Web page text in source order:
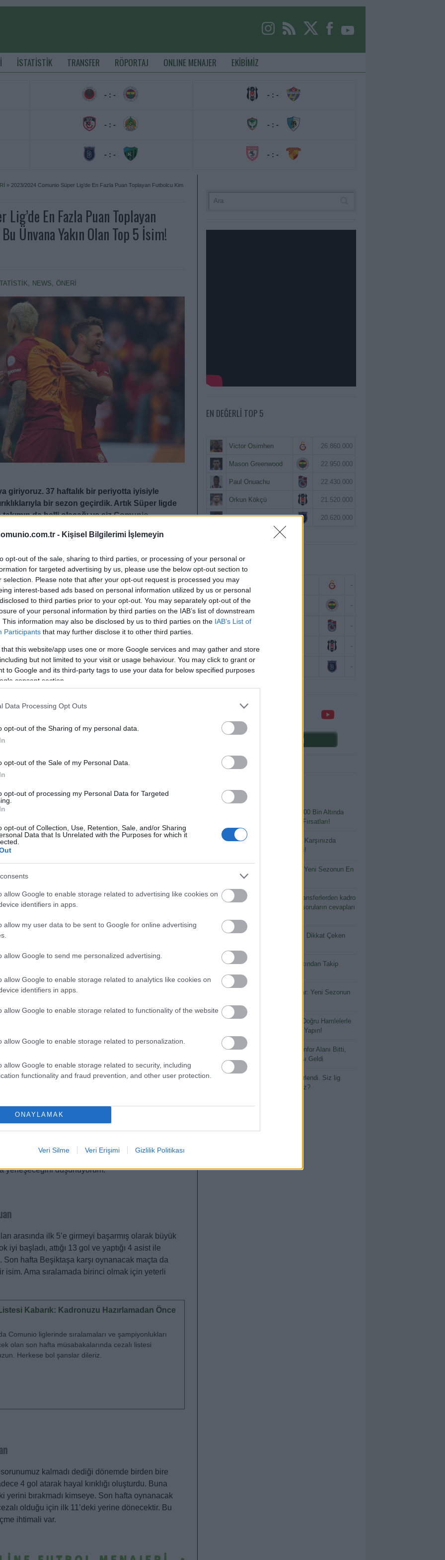
- Kişisel Bilgilerimi İşlemeyin
opt-out of the sale, sharing to third parties, or processing of your personal or
for targeted advertising by us, please use the below opt-out section to
selection. Please note that after your opt-out request is processed you may
interest-based ads based on personal information utilized by us or personal
to third parties prior to your opt-out. You may separately opt-out of the
of your personal information by third parties on the IAB’s list of downstream
This information may also be disclosed by us to third parties on the IAB’s List of
Participants that may further disclose it to other third parties.
that this website/app uses one or more Google services and may gather and store
but not limited to your visit or usage behaviour. You may click to grant or
to Google and its third-party tags to use your data for below specified purposes
consent section.
Data Processing Opt Outs
opt-out of the Sharing of my personal data.
opt-out of the Sale of my Personal Data.
opt-out of processing my Personal Data for Targeted
opt-out of Collection, Use, Retention, Sale, and/or Sharing
Data that Is Unrelated with the Purposes for which it
allow Google to enable storage related to advertising like cookies on
identifiers in apps.
allow my user data to be sent to Google for online advertising
allow Google to send me personalized advertising.
allow Google to enable storage related to analytics like cookies on
identifiers in apps.
allow Google to enable storage related to functionality of the website
allow Google to enable storage related to personalization.
allow Google to enable storage related to security, including
functionality and fraud prevention, and other user protection.
ONAYLAMAK
Veri Silme Veri Erişimi Gizlilik Politikası
İSTATİSTİK TRANSFER RÖPORTAJ ONLINE MENAJER EKİBİMİZ
- : -
- : -
- : -
- : -
- : -
- : -
» 2023/2024 Comunio Süper Lig’de En Fazla Puan Toplayan Futbolcu Kim
En Fazla Puan Toplayan
Ünvana Yakın Olan Top 5 İsim!
, NEWS, ÖNERİ
giriyoruz. 37 haftalık bir periyotta iyisiyle
bir sezon geçirdik. Artık Süper ligde
da belli olacağı ve sizComunio
kadar taşıyanların heyecanla beklediği o
bir şekilde bazıları da beklendiği gibi üst düzey
Ve şu ana kadar Mertens, Icardi, Szymanski,
olarak ilk 5’e isimlerini yazdırdılar. İlk
tahmini sıralamamı sizlerle paylaşacağım.
oyna
on numarada kim oynayacak derken
gerçek bir kaptan gibi takımını zirveye taşıdı. İleri
bir katkı verdi. Takım performansının düştüğü
yeniden canlanmasını sağladı.
olan bir puanı bu maçta terinin son damlasına
pozisyon açısından kısır geçeceğini
zengin olmasa da Mertens’in atacağı
İyi bir puan alıp bu sezonun yıldızı
Ayından Beri Golle Buluşamayan Szymanski,
farklı kazanacağını ve forma giyen tüm
ve sahada en çok güvendikleri isim Icardi. 23
Şampiyonluk yolundaki son düzlükte
sırtlandı. Son iki hafta durgun olan Icardi,
diye düşünüyorum. Artık herkesin aklı
Icardi’nin puan sıralamasındaki ikinciliği
sürpriz ismi oldu Szymanski. Sezon başında
transferlerin gölgesinde kaldı. Buna rağmen
yaptığı 11 asist ile Fenerbahçe’nin zirve yarışında
şahane sezonu taçlandırmak artık
atacağı gol ve yapacağı asistler ile Icardi‘yi
yerleşeceğini düşünüyorum.
arasında ilk 5’e girmeyi başarmış olarak büyük
başladı, attığı 13 gol ve yaptığı 4 asist ile
Son hafta Beşiktaşa karşı oynanacak maçta da
isim. Ama sıralamada birinci olmak için yeterli
Kabarık: Kadronuzu Hazırlamadan Önce
Comunio liglerinde sıralamaları ve şampiyonlukları
olan son hafta müsabakalarında cezalı listesi
Herkese bol şanslar dileriz.
sorunumuz kalmadı dediği dönemde birden bire
4 gol atarak hayal kırıklığı oluşturdu. Buna
yerini bırakmadı kimseye. Son hafta oynanacak
olduğu için ilk 11’deki yerine dönecektir. Bu
ihtimali var.
EN DEĞERLI TOP 5
Victor Osimhen 26.860.000
Mason Greenwood 22.950.000
Paul Onuachu 22.430.000
Orkun Kökçü 21.520.000
Eldor Shomurodov 20.620.000
PUAN BAZINDA TOP 5
-
Mason Greenwood -
Paul Onuachu -
Orkun Kökçü -
-
Comunio oyna
EN YENİ YAZILAR
Düşük Bütçeyle Büyük Kazanç: 400 Bin Altında
Kaçırılmaması Gereken Transfer Fırsatları!
Ya Patlayacak Ya da Parlayacak: Karşınızda
Comunio’nun En Riskli Oyuncuları!
Büyük İsimler, Büyük Beklentiler: Yeni Sezonun En
Kritik Yatırımları!
Siz Sordunuz, Biz Cevapladık! Transferlerden kadro
tercihine kadar merak edilen tüm soruların cevapları
Süper Lig’in Yeni Yüzü Çorum FK: Dikkat Çeken
Anadolu’da Transfer Fırtınası: Yakından Takip
Edilmesi Gereken Transferler!
Comunio’da Başarı Kaleden Başlar: Yeni Sezonun
Comunio Sezon Öncesi Rehberi: Doğru Hamlelerle
Yeni Sezona Güçlü Bir Başlangıç Yapın!
Comunio Öneriyor – 34. Hafta: Konfor Alanı Bitti,
Hesaplaşma Başladı! Final Haftası Geldi
2026/2027 Sezon geçişi tarihi belirlendi. Siz lig
olarak hangi geçişi kullanacaksınız?